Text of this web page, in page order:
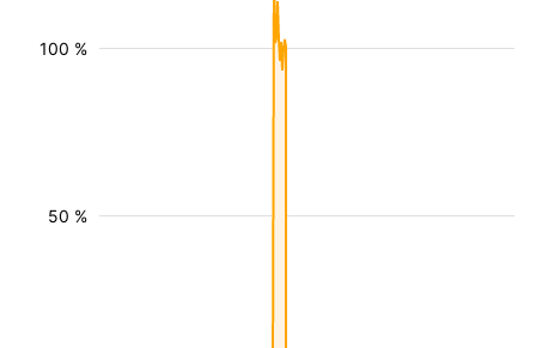
50 %
100 %